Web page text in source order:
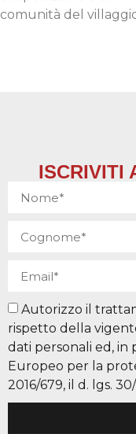
comunità del
ISCRIVITI
Autorizzo il
rispetto della
dati personali ed, in
Europeo per la
2016/679, il d. lgs.